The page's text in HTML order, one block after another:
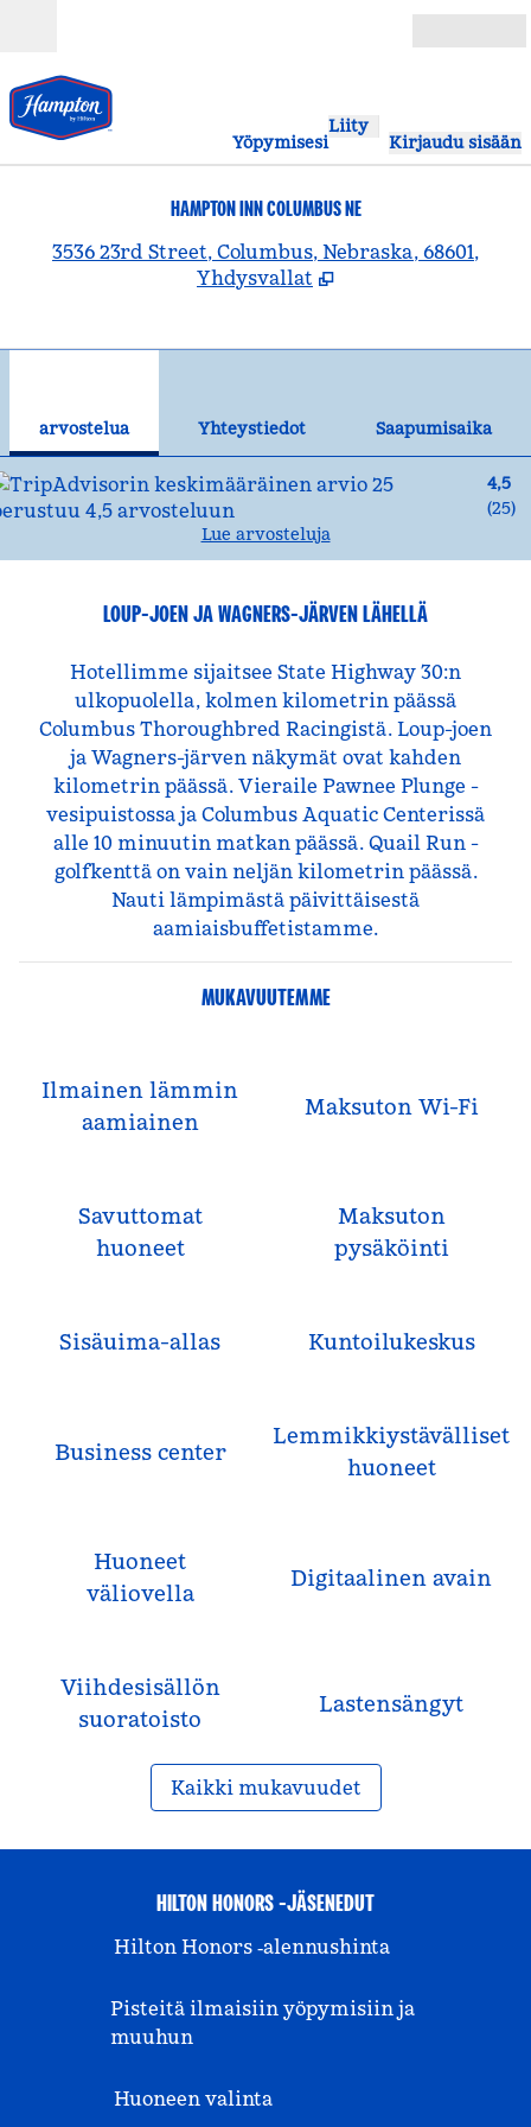
Yöpymisesi
Liity
Kirjaudu sisään
HAMPTON INN COLUMBUS NE
3536 23rd Street, Columbus, Nebraska, 68601,
Yhdysvallat
arvostelua Yhteystiedot
Saapumisaika
4,5
(25)
Lue arvosteluja
LOUP-JOEN JA WAGNERS-JÄRVEN LÄHELLÄ
Hotellimme sijaitsee State Highway 30:n
ulkopuolella, kolmen kilometrin päässä
Columbus Thoroughbred Racingistä. Loup-joen
ja Wagners-järven näkymät ovat kahden
kilometrin päässä. Vieraile Pawnee Plunge -
vesipuistossa ja Columbus Aquatic Centerissä
alle 10 minuutin matkan päässä. Quail Run -
golfkenttä on vain neljän kilometrin päässä.
Nauti lämpimästä päivittäisestä
aamiaisbuffetistamme.
MUKAVUUTEMME
Ilmainen lämmin
aamiainen
Maksuton Wi-Fi
Savuttomat
huoneet
Maksuton
pysäköinti
Sisäuima-allas Kuntoilukeskus
Business center
Lemmikkiystävälliset
huoneet
Huoneet
väliovella
Digitaalinen avain
Viihdesisällön
suoratoisto
Lastensängyt
Kaikki mukavuudet
HILTON HONORS -JÄSENEDUT
Hilton Honors ‑alennushinta
Pisteitä ilmaisiin yöpymisiin ja
muuhun
Huoneen valinta